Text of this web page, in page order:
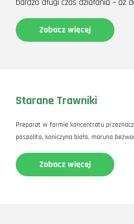
Zobacz więcej
Starane Trawniki
Preparat w formie koncentratu
pospolita, koniczyna biała, maruna
Zobacz więcej